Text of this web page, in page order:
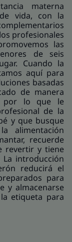
materna
vida, con la
profesionales
las
de seis
Cuando la
aquí para
basadas
de manera
por lo que le
de la
y que busque
alimentación
recuerde
revertir y tiene
La introducción
reducirá el
para
y almacenarse
etiqueta para